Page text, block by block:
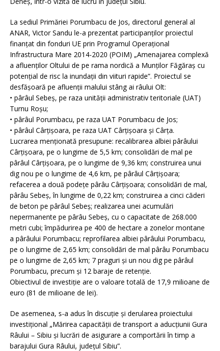
La sediul Primăriei Porumbacu de Jos, directorul general al
ANAR, Victor Sandu le-a prezentat participanților proiectul
finanțat din fonduri UE prin Programul Operațional
Infrastructura Mare 2014-2020 (POIM) „Amenajarea complexă
a afluenților Oltului de pe rama nordică a Munților Făgăraș cu
potențial de risc la inundații din viituri rapide”. Proiectul se
desfășoară pe afluenții malului stâng ai râului Olt:
• pârâul Sebeș, pe raza unității administrativ teritoriale (UAT)
Turnu Roșu;
• pârâul Porumbacu, pe raza UAT Porumbacu de Jos;
• pârâul Cârțișoara, pe raza UAT Cârțișoara și Cârța.
Lucrarea menționată presupune: recalibrarea albiei pârâului
Cârțișoara, pe o lungime de 5,5 km; consolidări de mal pe
pârâul Cârțișoara, pe o lungime de 9,36 km; construirea unui
dig nou pe o lungime de 4,6 km, pe pârâul Cârțișoara;
refacerea a două podețe pârâu Cârțișoara; consolidări de mal,
pârâu Sebeș, în lungime de 0,22 km; construirea a cinci căderi
de beton pe pârâul Sebeș; realizarea unei acumulări
nepermanente pe pârâu Sebeș, cu o capacitate de 268.000
metri cubi; împădurirea pe 400 de hectare a zonelor montane
a pârâului Porumbacu; reprofilarea albiei pârâului Porumbacu,
pe o lungime de 2,65 km; consolidări de mal pârâu Porumbacu
pe o lungime de 2,65 km; 7 praguri și un nou dig pe pârâul
Porumbacu, precum și 12 baraje de retenție.
Obiectivul de investiție are o valoare totală de 17,9 milioane de
euro (81 de milioane de lei).
De asemenea, s-a adus în discuție și derularea proiectului
investițional „Mărirea capacității de transport a aducțiunii Gura
Râului – Sibiu și lucrări de asigurare a comportării în timp a
barajului Gura Râului, județul Sibiu”.